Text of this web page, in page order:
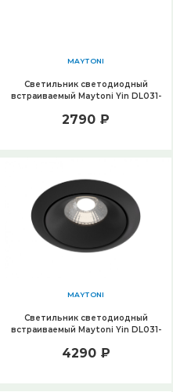
MAYTONI
Светильник светодиодный
встраиваемый Maytoni Yin DL031-
2790 ₽
MAYTONI
Светильник светодиодный
встраиваемый Maytoni Yin DL031-
4290 ₽